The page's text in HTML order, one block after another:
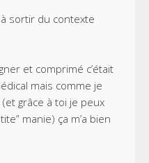
sortir du contexte
et comprimé c’était
mais comme je
grâce à toi je peux
manie) ça m’a bien